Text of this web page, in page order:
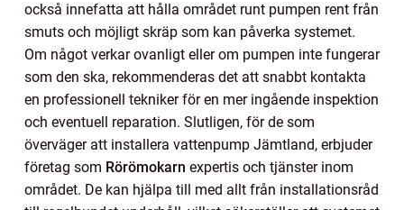
också innefatta att hålla området runt pumpen rent från
smuts och möjligt skräp som kan påverka systemet.
Om något verkar ovanligt eller om pumpen inte fungerar
som den ska, rekommenderas det att snabbt kontakta
en professionell tekniker för en mer ingående inspektion
och eventuell reparation. Slutligen, för de som
överväger att installera vattenpump Jämtland, erbjuder
företag som Rörömokarn expertis och tjänster inom
området. De kan hjälpa till med allt från installationsråd